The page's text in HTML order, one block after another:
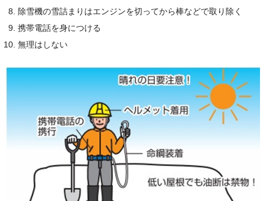
除雪機の雪詰まりはエンジンを切ってから棒などで取り除く
携帯電話を身につける
無理はしない